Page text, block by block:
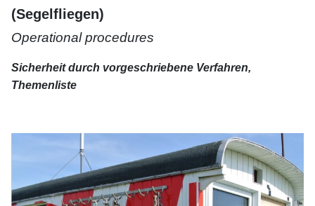
(Segelfliegen)
Operational procedures
Sicherheit durch vorgeschriebene Verfahren,
Themenliste